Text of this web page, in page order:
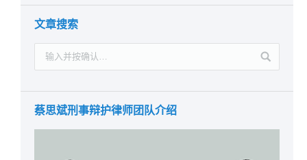
文章搜索
蔡思斌刑事辩护律师团队介绍